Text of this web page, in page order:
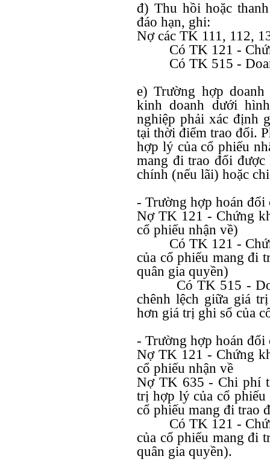
đ) Thu hồi hoặc
đáo hạn, ghi:
Nợ các TK 111, 112,
Có TK 121 -
Có TK 515 -
e) Trường hợp
kinh doanh dưới
nghiệp phải xác định
tại thời điểm trao đổi.
hợp lý của cổ phiếu
mang đi trao đổi được
chính (nếu lãi) hoặc
- Trường hợp hoán
Nợ TK 121 - Chứng
cổ phiếu nhận về)
Có TK 121 -
của cổ phiếu mang đi
quân gia quyền)
Có TK 515 -
chênh lệch giữa giá
hơn giá trị ghi sổ của
- Trường hợp hoán
Nợ TK 121 - Chứng
cổ phiếu nhận về
Nợ TK 635 - Chi phí
trị hợp lý của cổ phiếu
cổ phiếu mang đi trao
Có TK 121 -
của cổ phiếu mang đi
quân gia quyền).